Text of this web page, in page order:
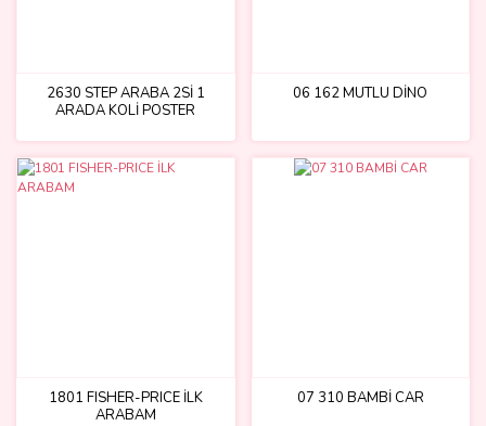
2630 STEP ARABA 2Sİ 1
ARADA KOLİ POSTER
06 162 MUTLU DİNO
1801 FISHER-PRICE İLK
ARABAM
07 310 BAMBİ CAR